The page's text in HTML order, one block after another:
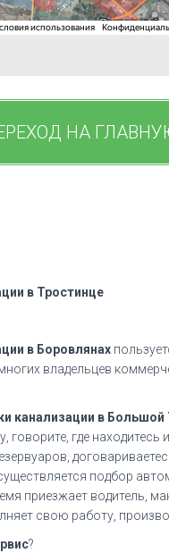
НА
в Тростинце
в Боровлянах
владельцев
канализации в Большой
говорите, где находитесь
подбор
приезжает водитель,
свою работу,
?